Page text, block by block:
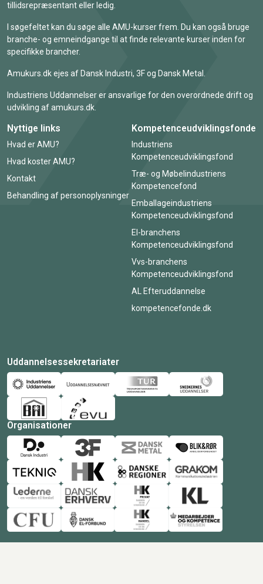
tillidsrepræsentant eller ledig.
I søgefeltet kan du søge alle AMU-kurser frem. Du kan også bruge
branche- og emneindgange til at finde relevante kurser inden for
specifikke brancher.
Amukurs.dk ejes af Dansk Industri, 3F og Dansk Metal.
Industriens Uddannelser er ansvarlige for den overordnede drift og
udvikling af amukurs.dk.
Nyttige links
Hvad er AMU?
Hvad koster AMU?
Kontakt
Behandling af personoplysninger
Kompetenceudviklingsfonde
Industriens
Kompetenceudviklingsfond
Træ- og Møbelindustriens
Kompetencefond
Emballageindustriens
Kompetenceudviklingsfond
El-branchens
Kompetenceudviklingsfond
Vvs-branchens
Kompetenceudviklingsfond
AL Efteruddannelse
kompetencefonde.dk
Uddannelsessekretariater
Organisationer